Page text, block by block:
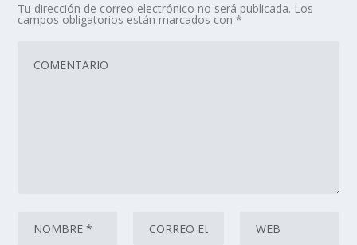
Tu dirección de correo electrónico no será publicada. Los
campos obligatorios están marcados con*